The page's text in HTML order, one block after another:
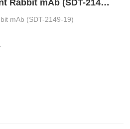
AQP2 Recombinant Rabbit mAb (SDT-2149-19)
mAb (SDT-2149-19)